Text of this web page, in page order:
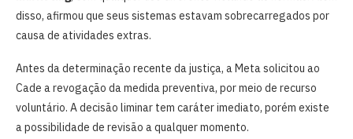
disso, afirmou que seus sistemas estavam sobrecarregados por
causa de atividades extras.
Antes da determinação recente da justiça, a Meta solicitou ao
Cade a revogação da medida preventiva, por meio de recurso
voluntário. A decisão liminar tem caráter imediato, porém existe
a possibilidade de revisão a qualquer momento.